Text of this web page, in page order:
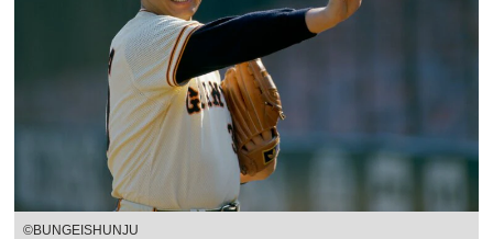
©BUNGEISHUNJU